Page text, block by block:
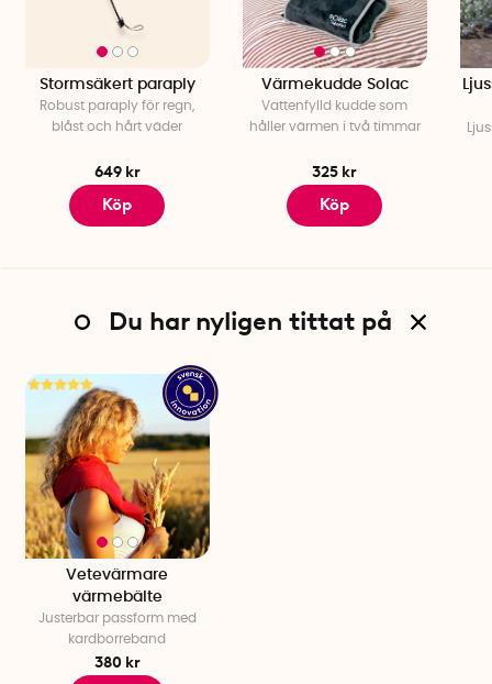
Stormsäkert paraply
Robust paraply för regn,
blåst och hårt väder
649 kr
Köp
Värmekudde Solac
Vattenfylld kudde som
håller värmen i två timmar
325 kr
Köp
Du har nyligen tittat på
Vetevärmare
värmebälte
Justerbar passform med
kardborreband
380 kr